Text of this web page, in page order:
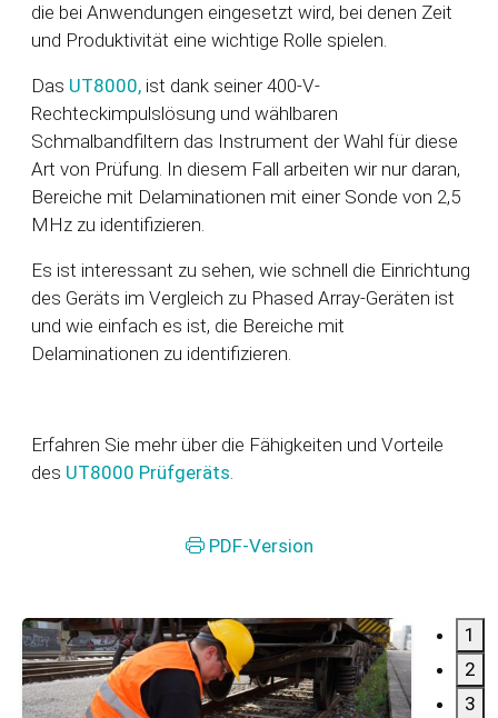
die bei Anwendungen eingesetzt wird, bei denen Zeit
und Produktivität eine wichtige Rolle spielen.
Das UT8000, ist dank seiner 400-V-
Rechteckimpulslösung und wählbaren
Schmalbandfiltern das Instrument der Wahl für diese
Art von Prüfung. In diesem Fall arbeiten wir nur daran,
Bereiche mit Delaminationen mit einer Sonde von 2,5
MHz zu identifizieren.
Es ist interessant zu sehen, wie schnell die Einrichtung
des Geräts im Vergleich zu Phased Array-Geräten ist
und wie einfach es ist, die Bereiche mit
Delaminationen zu identifizieren.
Erfahren Sie mehr über die Fähigkeiten und Vorteile
des UT8000 Prüfgeräts.
PDF-Version
1
2
3